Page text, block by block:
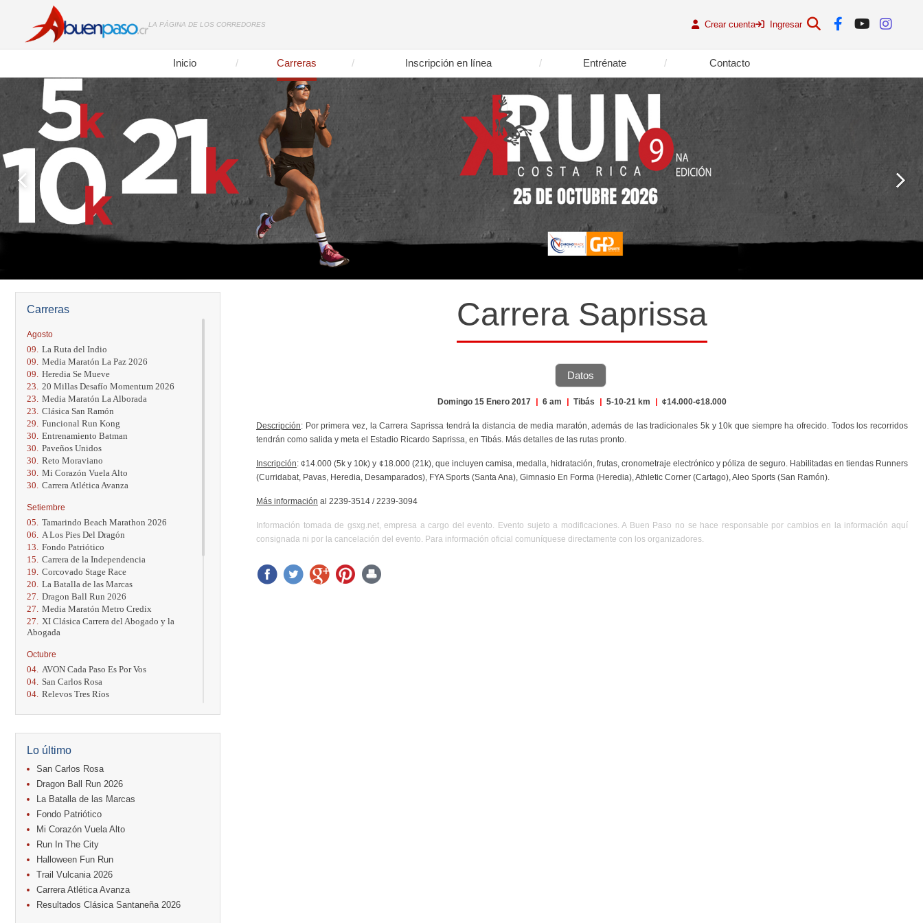
LA PÁGINA DE LOS CORREDORES Crear cuenta Ingresar
Inicio Carreras Inscripción en línea Entrénate Contacto
Carreras
Agosto
09. La Ruta del Indio
09. Media Maratón La Paz 2026
09. Heredia Se Mueve
23. 20 Millas Desafío Momentum 2026
23. Media Maratón La Alborada
23. Clásica San Ramón
29. Funcional Run Kong
30. Entrenamiento Batman
30. Paveños Unidos
30. Reto Moraviano
30. Mi Corazón Vuela Alto
30. Carrera Atlética Avanza
Setiembre
05. Tamarindo Beach Marathon 2026
06.
A Los Pies Del Dragón
13. Fondo Patriótico
15. Carrera de la Independencia
19. Corcovado Stage Race
20. La Batalla de las Marcas
27. Dragon Ball Run 2026
27. Media Maratón Metro Credix
27.
XI Clásica Carrera del Abogado y la
Abogada
Octubre
04. AVON Cada Paso Es Por Vos
04. San Carlos Rosa
04. Relevos Tres Ríos
17. Caribe Paradise Run
Casa Turire Trail Run
18. Warriors Run Circuit
18. Samsung Jacó Beach Half Marathon
2026
KRun by Under Armour
25. Run Alajuela
31. Halloween Fun Run
15. Entre Pan y Rosas
Diciembre
06. Trail Vulcania 2026
Lo último
San Carlos Rosa
Dragon Ball Run 2026
La Batalla de las Marcas
Fondo Patriótico
Mi Corazón Vuela Alto
Run In The City
Halloween Fun Run
Trail Vulcania 2026
Carrera Atlética Avanza
Resultados Clásica Santaneña 2026
Carrera Saprissa
Datos
Domingo 15 Enero 2017 | 6 am | Tibás | 5-10-21 km | ¢14.000-¢18.000
Descripción: Por primera vez, la Carrera Saprissa tendrá la distancia de media maratón, además de las tradicionales 5k y 10k que siempre ha ofrecido. Todos los recorridos
tendrán como salida y meta el Estadio Ricardo Saprissa, en Tibás. Más detalles de las rutas pronto.
Inscripción: ¢14.000 (5k y 10k) y ¢18.000 (21k), que incluyen camisa, medalla, hidratación, frutas, cronometraje electrónico y póliza de seguro. Habilitadas en tiendas Runners
(Curridabat, Pavas, Heredia, Desamparados), FYA Sports (Santa Ana), Gimnasio En Forma (Heredia), Athletic Corner (Cartago), Aleo Sports (San Ramón).
Más información al 2239-3514 / 2239-3094
Información tomada de gsxg.net, empresa a cargo del evento. Evento sujeto a modificaciones. A Buen Paso no se hace responsable por cambios en la información aquí
consignada ni por la cancelación del evento. Para información oficial comuníquese directamente con los organizadores.